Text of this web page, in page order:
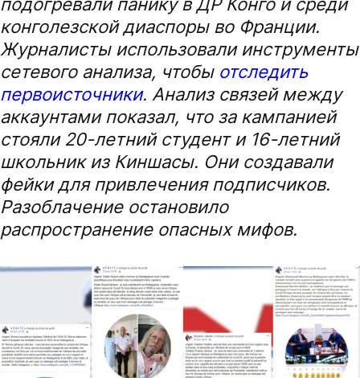
конголезской диаспоры во Франции.
Журналисты использовали инструменты
сетевого анализа, чтобы отследить
первоисточники. Анализ связей между
аккаунтами показал, что за кампанией
стояли 20-летний студент и 16-летний
школьник из Киншасы. Они создавали
фейки для привлечения подписчиков.
Разоблачение остановило
распространение опасных мифов.